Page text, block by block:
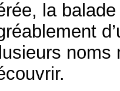
la
noms